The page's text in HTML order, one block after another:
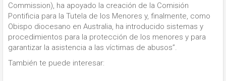
Commission), ha apoyado la creación de la Comisión
Pontificia para la Tutela de los Menores y, finalmente, como
Obispo diocesano en Australia, ha introducido sistemas y
procedimientos para la protección de los menores y para
garantizar la asistencia a las víctimas de abusos”.
También te puede interesar: